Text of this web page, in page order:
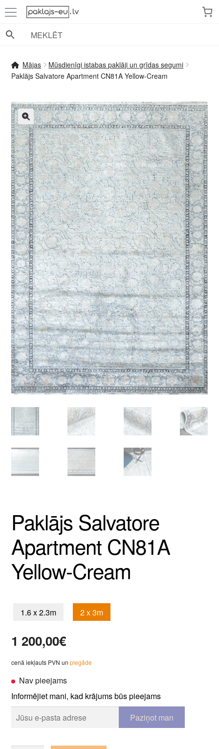
Skip
to
navigation
Skip
to
content
Mājas
Mūsdienīgi istabas paklāji un grīdas segumi
Paklājs Salvatore Apartment CN81A Yellow-Cream
🔍
Paklājs Salvatore
Apartment CN81A
Yellow-Cream
1.6 x 2.3m 2 x 3m
1 200,00€
cenā iekļauts PVN un piegāde
Nav pieejams
Informējiet mani, kad krājums būs pieejams